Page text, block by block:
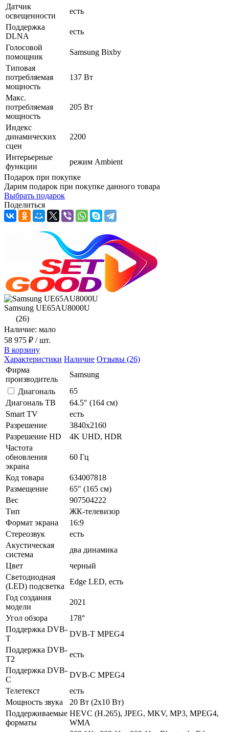
Датчик
освещенности
есть
Поддержка
DLNA
есть
Голосовой
помощник
Samsung Bixby
Типовая
потребляемая
мощность
137 Вт
Макс.
потребляемая
мощность
205 Вт
Индекс
динамических
сцен
2200
Интерьерные
функции
режим Ambient
Подарок при покупке
Дарим подарок при покупке данного товара
Выбрать подарок
Поделиться
Samsung UE65AU8000U
(26)
Наличие: мало
58 975 ₽ / шт.
В корзину
Характеристики Наличие Отзывы (26)
Фирма
производитель
Samsung
Диагональ
65
Диагональ ТВ
64.5" (164 см)
Smart TV
есть
Разрешение
3840x2160
Разрешение HD
4K UHD, HDR
Частота
обновления
экрана
60 Гц
Код товара
634007818
Размещение
65" (165 см)
Вес
907504222
Тип
ЖК-телевизор
Формат экрана
16:9
Стереозвук
есть
Акустическая
система
два динамика
Цвет
черный
Светодиодная
(LED) подсветка
Edge LED, есть
Год создания
модели
2021
Угол обзора
178°
Поддержка DVB-
T
DVB-T MPEG4
Поддержка DVB-
T2
есть
Поддержка DVB-
C
DVB-C MPEG4
Телетекст
есть
Мощность звука
20 Вт (2х10 Вт)
Поддерживаемые
форматы
HEVC (H.265), JPEG, MKV, MP3, MPEG4,
WMA